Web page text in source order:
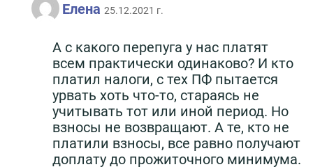
Елена 25.12.2021 г.
А с какого перепуга у нас платят
всем практически одинаково? И кто
платил налоги, с тех ПФ пытается
урвать хоть что-то, стараясь не
учитывать тот или иной период. Но
взносы не возвращают. А те, кто не
платили взносы, все равно получают
доплату до прожиточного минимума.